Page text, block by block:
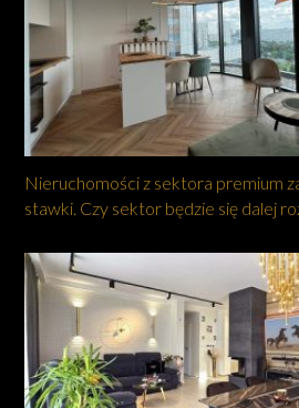
Nieruchomości z sektora premium
stawki. Czy sektor będzie się dalej